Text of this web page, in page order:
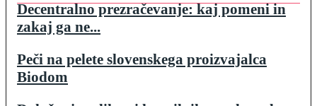
Decentralno prezračevanje: kaj pomeni in
zakaj ga ne...
Peči na pelete slovenskega proizvajalca
Biodom